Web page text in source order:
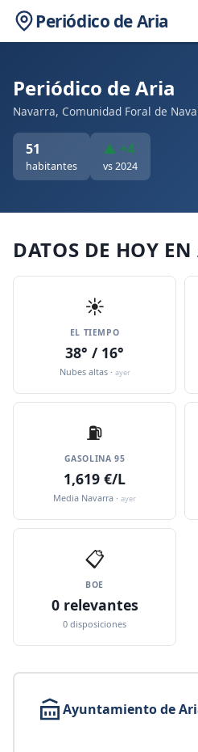
Periódico de Aria
Periódico de Aria
Navarra, Comunidad Foral de
51
habitantes
▲ +4
vs 2024
DATOS DE HOY
☀️
EL TIEMPO
38° / 16°
Nubes altas · ayer
⛽️
GASOLINA 95
1,619 €/L
Media Navarra · ayer
📋
BOE
0 relevantes
0 disposiciones
Ayuntamiento de